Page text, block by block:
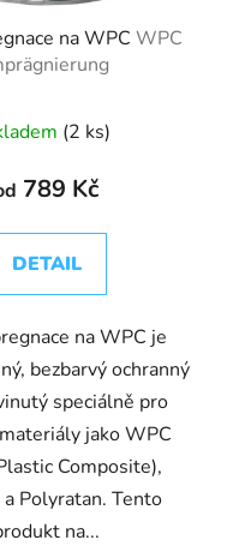
na WPC WPC
(2 ks)
789 Kč
DETAIL
na WPC je
bezbarvý ochranný
speciálně pro
jako WPC
Composite),
Polyratan. Tento
na...